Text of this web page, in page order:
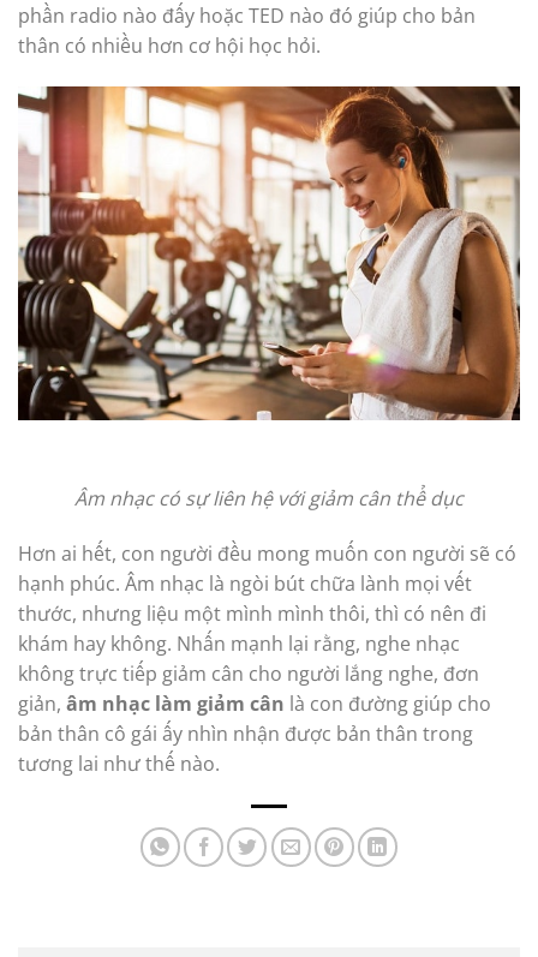
phần radio nào đấy hoặc TED nào đó giúp cho bản
thân có nhiều hơn cơ hội học hỏi.
Âm nhạc có sự liên hệ với giảm cân thể dục
Hơn ai hết, con người đều mong muốn con người sẽ có
hạnh phúc. Âm nhạc là ngòi bút chữa lành mọi vết
thước, nhưng liệu một mình mình thôi, thì có nên đi
khám hay không. Nhấn mạnh lại rằng, nghe nhạc
không trực tiếp giảm cân cho người lắng nghe, đơn
giản, âm nhạc làm giảm cân là con đường giúp cho
bản thân cô gái ấy nhìn nhận được bản thân trong
tương lai như thế nào.